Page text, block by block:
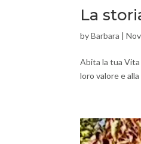
La
byBarbara |
Abita la tua
loro valore e